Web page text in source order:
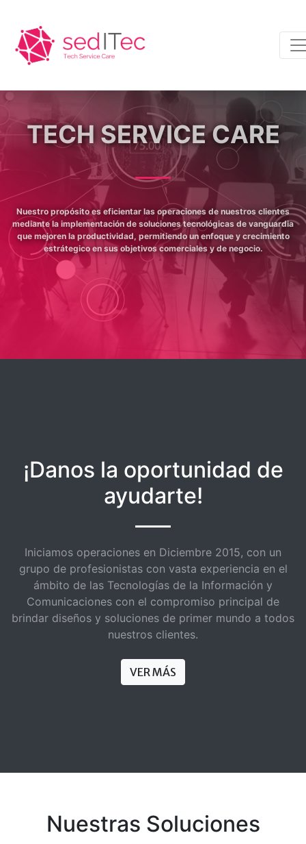
TECH SERVICE CARE
Nuestro propósito es eficientar las operaciones de nuestros clientes
mediante la implementación de soluciones tecnológicas de vanguardia
que mejoren la productividad, permitiendo un enfoque y crecimiento
estrátegico en sus objetivos comerciales y de negocio.
¡Danos la oportunidad de
ayudarte!
Iniciamos operaciones en Diciembre 2015, con un
grupo de profesionistas con vasta experiencia en el
ámbito de las Tecnologías de la Información y
Comunicaciones con el compromiso principal de
brindar diseños y soluciones de primer mundo a todos
nuestros clientes.
VER MÁS
Nuestras Soluciones